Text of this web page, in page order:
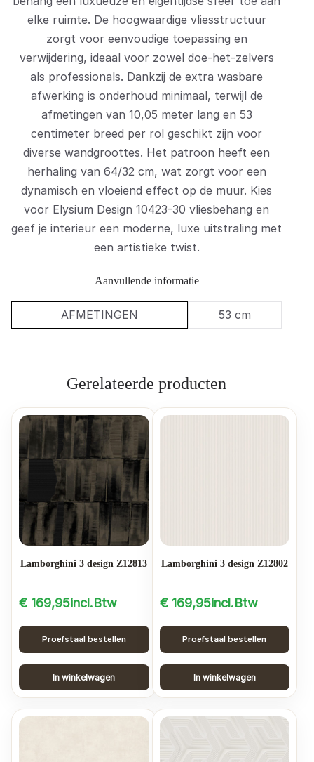
elke ruimte. De hoogwaardige vliesstructuur
zorgt voor eenvoudige toepassing en
verwijdering, ideaal voor zowel doe-het-zelvers
als professionals. Dankzij de extra wasbare
afwerking is onderhoud minimaal, terwijl de
afmetingen van 10,05 meter lang en 53
centimeter breed per rol geschikt zijn voor
diverse wandgroottes. Het patroon heeft een
herhaling van 64/32 cm, wat zorgt voor een
dynamisch en vloeiend effect op de muur. Kies
voor Elysium Design 10423-30 vliesbehang en
geef je interieur een moderne, luxe uitstraling met
een artistieke twist.
Aanvullende informatie
AFMETINGEN 53 cm
Gerelateerde producten
Lamborghini 3 design Z12813
€ 169,95incl.Btw
Proefstaal bestellen
In winkelwagen
Lamborghini 3 design Z12802
€169,95incl.Btw
Proefstaal bestellen
In winkelwagen